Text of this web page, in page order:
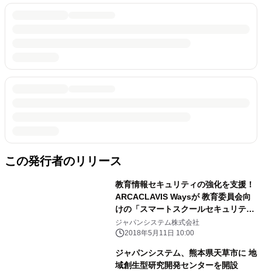
この発行者のリリース
教育情報セキュリティの強化を支援！
ARCACLAVIS Waysが 教育委員会向
けの「スマートスクールセキュリテ
ィ」に採用
ジャパンシステム株式会社
2018年5月11日 10:00
ジャパンシステム、熊本県天草市に 地
域創生型研究開発センターを開設